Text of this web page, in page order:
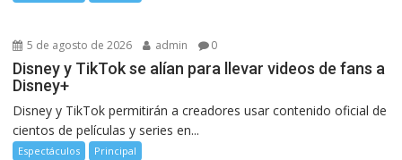
5 de agosto de 2026 admin 0
Disney y TikTok se alían para llevar videos de fans a
Disney+
Disney y TikTok permitirán a creadores usar contenido oficial de
cientos de películas y series en...
Espectáculos Principal